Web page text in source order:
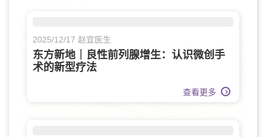
2025/12/17 赵宜医生
东方新地｜良性前列腺增生：认识微创手
术的新型疗法
查看更多